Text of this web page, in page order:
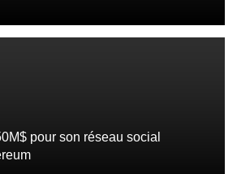
pour son réseau social